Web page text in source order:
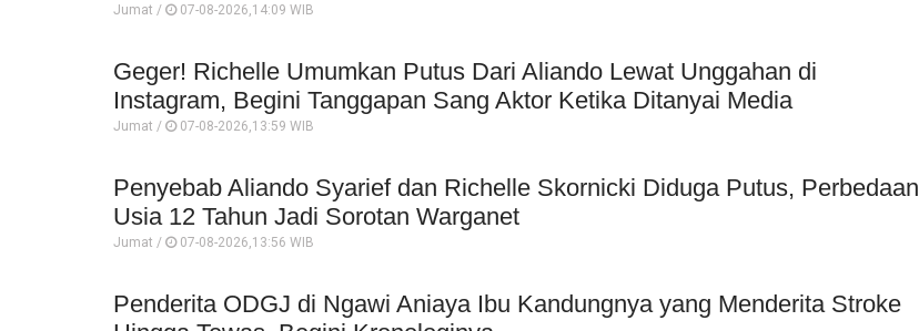
Jumat / 07-08-2026,14:09 WIB
Geger! Richelle Umumkan Putus Dari Aliando Lewat Unggahan di
Instagram, Begini Tanggapan Sang Aktor Ketika Ditanyai Media
Jumat / 07-08-2026,13:59 WIB
Penyebab Aliando Syarief dan Richelle Skornicki Diduga Putus, Perbedaan
Usia 12 Tahun Jadi Sorotan Warganet
Jumat / 07-08-2026,13:56 WIB
Penderita ODGJ di Ngawi Aniaya Ibu Kandungnya yang Menderita Stroke